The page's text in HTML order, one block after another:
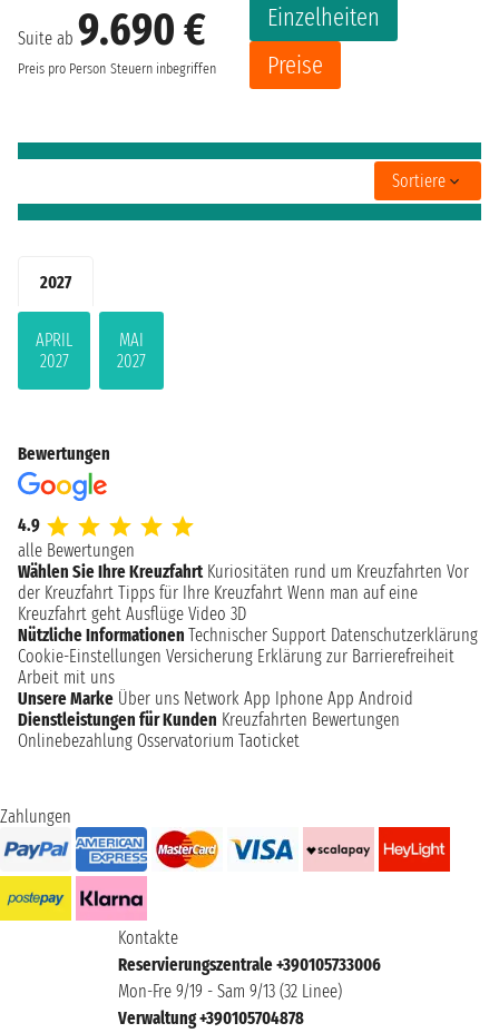
2027
APRIL
2027
MAI
2027
Suite ab 9.690 €
Preis pro Person Steuern inbegriffen
Einzelheiten
Preise
Sortiere
Bewertungen
4.9
alle Bewertungen
Wählen Sie Ihre Kreuzfahrt Kuriositäten rund um Kreuzfahrten Vor
der Kreuzfahrt Tipps für Ihre Kreuzfahrt Wenn man auf eine
Kreuzfahrt geht Ausflüge Video 3D
Nützliche Informationen Technischer Support Datenschutzerklärung
Cookie-Einstellungen Versicherung Erklärung zur Barrierefreiheit
Arbeit mit uns
Unsere Marke Über uns Network App Iphone App Android
Dienstleistungen für Kunden Kreuzfahrten Bewertungen
Onlinebezahlung Osservatorium Taoticket
Zahlungen
Kontakte
Reservierungszentrale +390105733006
Mon-Fre 9/19 - Sam 9/13 (32 Linee)
Verwaltung +390105704878